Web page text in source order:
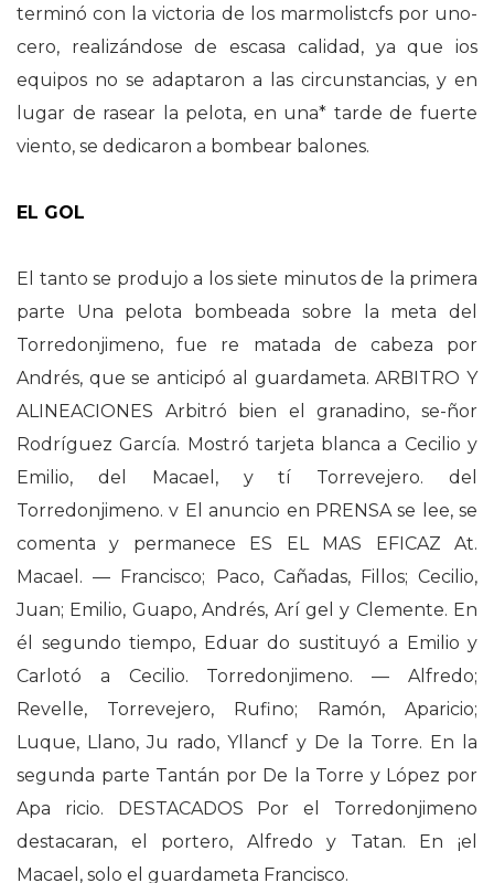
terminó con la victoria de los marmolistcfs por uno-
cero, realizándose de escasa calidad, ya que ios
equipos no se adaptaron a las circunstancias, y en
lugar de rasear la pelota, en una* tarde de fuerte
viento, se dedicaron a bombear balones.
EL GOL
El tanto se produjo a los siete minutos de la primera
parte Una pelota bombeada sobre la meta del
Torredonjimeno, fue re matada de cabeza por
Andrés, que se anticipó al guardameta. ARBITRO Y
ALINEACIONES Arbitró bien el granadino, se-ñor
Rodríguez García. Mostró tarjeta blanca a Cecilio y
Emilio, del Macael, y tí Torrevejero. del
Torredonjimeno. v El anuncio en PRENSA se lee, se
comenta y permanece ES EL MAS EFICAZ At.
Macael. — Francisco; Paco, Cañadas, Fillos; Cecilio,
Juan; Emilio, Guapo, Andrés, Arí gel y Clemente. En
él segundo tiempo, Eduar do sustituyó a Emilio y
Carlotó a Cecilio. Torredonjimeno. — Alfredo;
Revelle, Torrevejero, Rufino; Ramón, Aparicio;
Luque, Llano, Ju rado, Yllancf y De la Torre. En la
segunda parte Tantán por De la Torre y López por
Apa ricio. DESTACADOS Por el Torredonjimeno
destacaran, el portero, Alfredo y Tatan. En ¡el
Macael, solo el guardameta Francisco.